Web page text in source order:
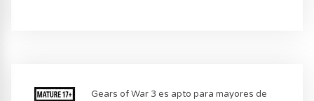
Gears of War 3 es apto para mayores de